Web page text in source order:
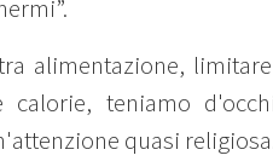
alimentazione,
calorie, teniamo
quasi